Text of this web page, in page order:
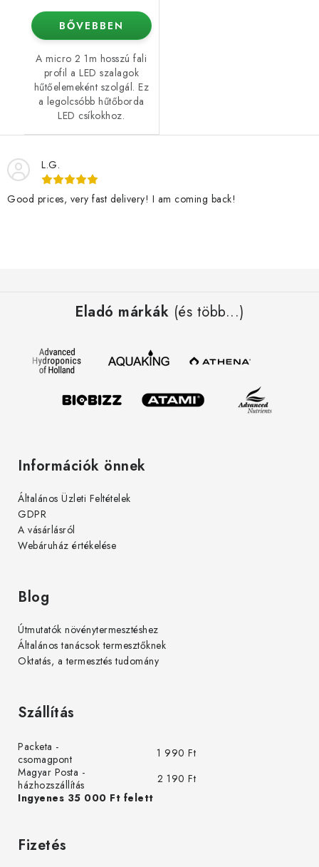
BŐVEBBEN
A micro 2 1m hosszú fali
profil a LED szalagok
hűtőelemeként szolgál. Ez
a legolcsóbb hűtőborda
LED csíkokhoz.
L.G.
Good prices, very fast delivery! I am coming back!
Eladó márkák (és több...)
Információk önnek
Általános Üzleti Feltételek
GDPR
A vásárlásról
Webáruház értékelése
Blog
Útmutatók növénytermesztéshez
Általános tanácsok termesztőknek
Oktatás, a termesztés tudomány
Szállítás
Packeta -
csomagpont
1 990 Ft
Magyar Posta -
házhozszállítás
2 190 Ft
Ingyenes 35 000 Ft felett
Fizetés